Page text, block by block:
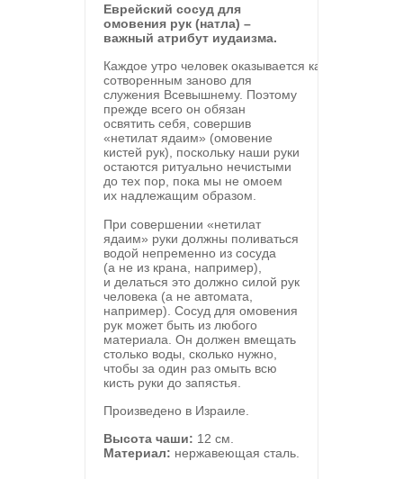
Еврейский сосуд для
омовения рук (натла) –
важный атрибут иудаизма.
Каждое утро человек оказывается как
сотворенным заново для
служения Всевышнему. Поэтому
прежде всего он обязан
освятить себя, совершив
«нетилат ядаим» (омовение
кистей рук), поскольку наши руки
остаются ритуально нечистыми
до тех пор, пока мы не омоем
их надлежащим образом.
При совершении «нетилат
ядаим» руки должны поливаться
водой непременно из сосуда
(а не из крана, например),
и делаться это должно силой рук
человека (а не автомата,
например). Сосуд для омовения
рук может быть из любого
материала. Он должен вмещать
столько воды, сколько нужно,
чтобы за один раз омыть всю
кисть руки до запястья.
Произведено в Израиле.
Высота чаши: 12 см.
Материал: нержавеющая сталь.